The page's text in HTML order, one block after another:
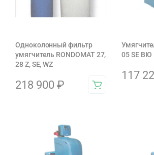
Одноколонный фильтр
умягчитель RONDOMAT 27,
28 Z, SE, WZ
218 900 ₽
05 SE BIO
117